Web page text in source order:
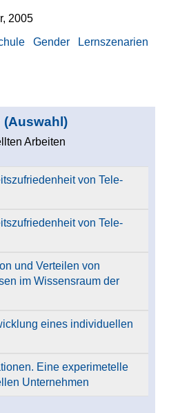
2005
Lernszenarien
Gender
Arbeiten
von Tele-
von Tele-
und Verteilen von
im Wissensraum der
eines individuellen
Eine experimetelle
Unternehmen